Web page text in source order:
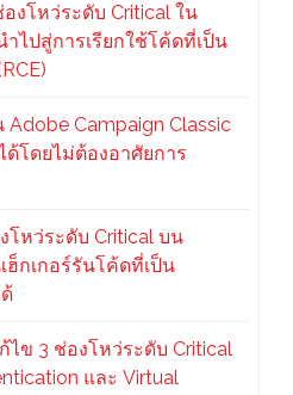
งโหว่ระดับ Critical ใน
ไปสู่การเรียกใช้โค้ดที่เป็น
Adobe Campaign Classic
ด้โดยไม่ต้องอาศัยการ
โหว่ระดับ Critical บน
กเกอร์รันโค้ดที่เป็น
ไข 3 ช่องโหว่ระดับ Critical
และ Virtual